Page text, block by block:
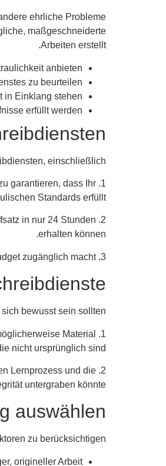
ehrliche Probleme
maßgeschneiderte
Arbeiten erstellt.
anbieten.
zu beurteilen.
in Einklang stehen.
erfüllt werden.
einschließlich:
garantieren, dass Ihr
Standards erfüllt.
in nur 24 Stunden
erhalten können.
3. Erschwingliche Preise: Aufsatz-Schreibdienste sind oft erschwinglich, was sie für Studenten mit einem begrenzten Budget zugänglich macht.
bewusst sein sollten:
Material
nicht ursprünglich sind.
Lernprozess und die
untergraben könnte.
auswählen
zu berücksichtigen:
origineller Arbeit.